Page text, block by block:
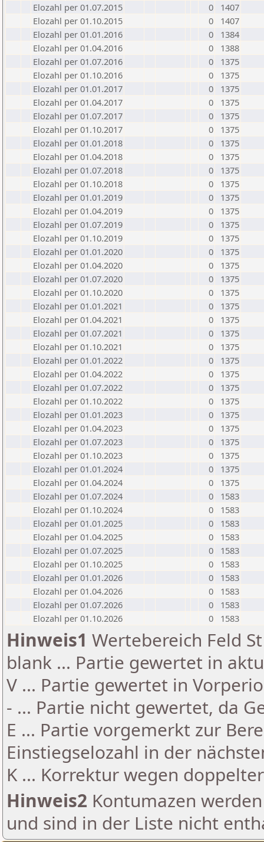
Elozahl per 01.07.2015
0
1407
Elozahl per 01.10.2015
0
1407
Elozahl per 01.01.2016
0
1384
Elozahl per 01.04.2016
0
1388
Elozahl per 01.07.2016
0
1375
Elozahl per 01.10.2016
0
1375
Elozahl per 01.01.2017
0
1375
Elozahl per 01.04.2017
0
1375
Elozahl per 01.07.2017
0
1375
Elozahl per 01.10.2017
0
1375
Elozahl per 01.01.2018
0
1375
Elozahl per 01.04.2018
0
1375
Elozahl per 01.07.2018
0
1375
Elozahl per 01.10.2018
0
1375
Elozahl per 01.01.2019
0
1375
Elozahl per 01.04.2019
0
1375
Elozahl per 01.07.2019
0
1375
Elozahl per 01.10.2019
0
1375
Elozahl per 01.01.2020
0
1375
Elozahl per 01.04.2020
0
1375
Elozahl per 01.07.2020
0
1375
Elozahl per 01.10.2020
0
1375
Elozahl per 01.01.2021
0
1375
Elozahl per 01.04.2021
0
1375
Elozahl per 01.07.2021
0
1375
Elozahl per 01.10.2021
0
1375
Elozahl per 01.01.2022
0
1375
Elozahl per 01.04.2022
0
1375
Elozahl per 01.07.2022
0
1375
Elozahl per 01.10.2022
0
1375
Elozahl per 01.01.2023
0
1375
Elozahl per 01.04.2023
0
1375
Elozahl per 01.07.2023
0
1375
Elozahl per 01.10.2023
0
1375
Elozahl per 01.01.2024
0
1375
Elozahl per 01.04.2024
0
1375
Elozahl per 01.07.2024
0
1583
Elozahl per 01.10.2024
0
1583
Elozahl per 01.01.2025
0
1583
Elozahl per 01.04.2025
0
1583
Elozahl per 01.07.2025
0
1583
Elozahl per 01.10.2025
0
1583
Elozahl per 01.01.2026
0
1583
Elozahl per 01.04.2026
0
1583
Elozahl per 01.07.2026
0
1583
Elozahl per 01.10.2026
0 1583
Hinweis1 Wertebereich Feld
blank ... Partie gewertet in
V ... Partie gewertet in
- ... Partie nicht gewertet, da
E ... Partie vorgemerkt zur
Einstiegselozahl in der
K ... Korrektur wegen
Hinweis2 Kontumazen
und sind in der Liste nicht